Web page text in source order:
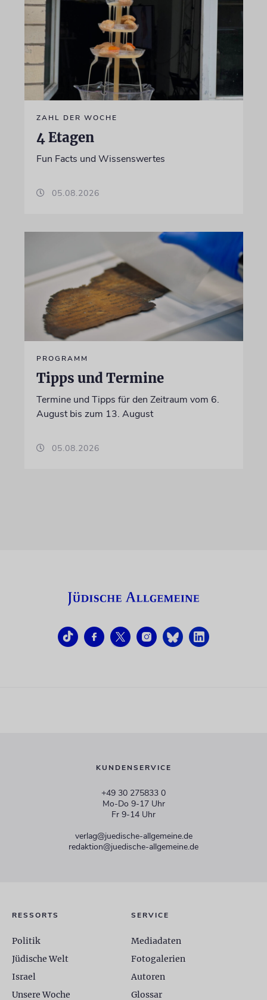
ZAHL DER WOCHE
4 Etagen
Fun Facts und Wissenswertes
05.08.2026
PROGRAMM
Tipps und Termine
Termine und Tipps für den Zeitraum vom 6.
August bis zum 13. August
05.08.2026
KUNDENSERVICE
+49 30 275833 0
Mo-Do 9-17 Uhr
Fr 9-14 Uhr
verlag@juedische-allgemeine.de
redaktion@juedische-allgemeine.de
RESSORTS
Politik
Jüdische Welt
Israel
Unsere Woche
SERVICE
Mediadaten
Fotogalerien
Autoren
Glossar